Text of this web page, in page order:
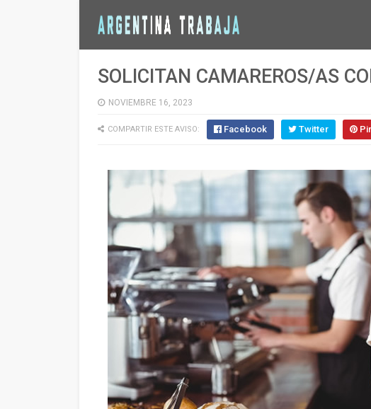
SOLICITAN CAMAREROS/AS
NOVIEMBRE 16, 2023
COMPARTIR ESTE AVISO: Facebook Twitter